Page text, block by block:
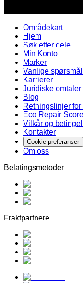
Områdekart
Hjem
Søk etter dele
Min Konto
Marker
Vanlige
Karrierer
Juridiske omtaler
Blog
Retningslinjer for
Eco Repair
Vilkår og
Kontakter
Cookie-preferanser
Om oss
Belatingsmetoder
Fraktpartnere